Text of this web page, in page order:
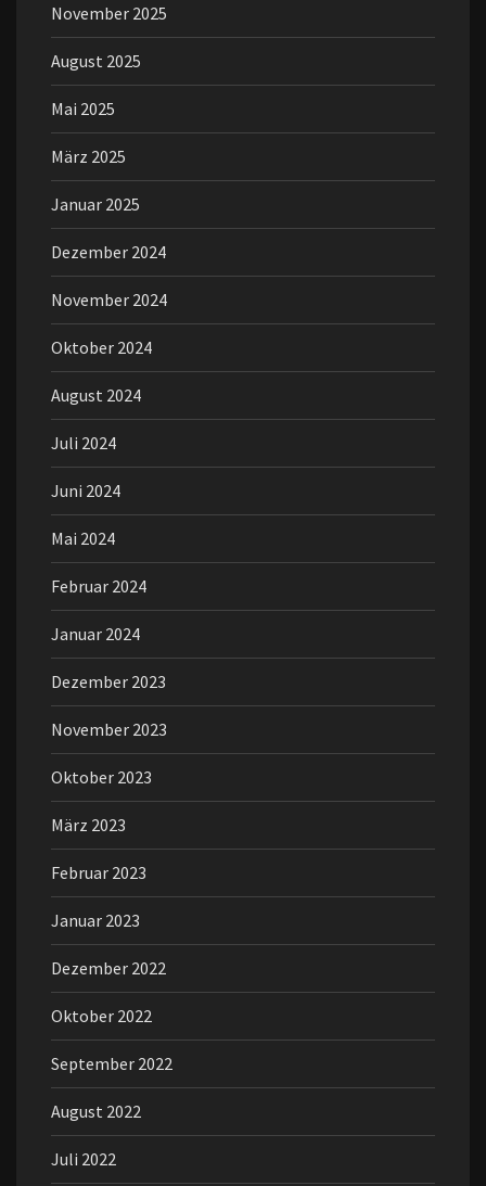
November 2025
August 2025
Mai 2025
März 2025
Januar 2025
Dezember 2024
November 2024
Oktober 2024
August 2024
Juli 2024
Juni 2024
Mai 2024
Februar 2024
Januar 2024
Dezember 2023
November 2023
Oktober 2023
März 2023
Februar 2023
Januar 2023
Dezember 2022
Oktober 2022
September 2022
August 2022
Juli 2022